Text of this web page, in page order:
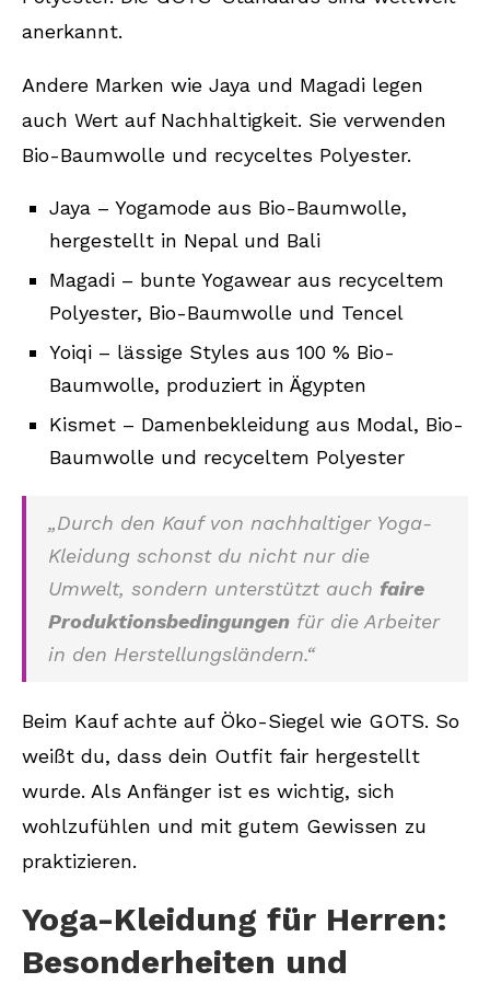
anerkannt.
Andere Marken wie Jaya und Magadi legen
auch Wert auf Nachhaltigkeit. Sie verwenden
Bio-Baumwolle und recyceltes Polyester.
Jaya – Yogamode aus Bio-Baumwolle,
hergestellt in Nepal und Bali
Magadi – bunte Yogawear aus recyceltem
Polyester, Bio-Baumwolle und Tencel
Yoiqi – lässige Styles aus 100 % Bio-
Baumwolle, produziert in Ägypten
Kismet – Damenbekleidung aus Modal, Bio-
Baumwolle und recyceltem Polyester
„Durch den Kauf von nachhaltiger Yoga-
Kleidung schonst du nicht nur die
Umwelt, sondern unterstützt auch faire
Produktionsbedingungen für die Arbeiter
in den Herstellungsländern.“
Beim Kauf achte auf Öko-Siegel wie GOTS. So
weißt du, dass dein Outfit fair hergestellt
wurde. Als Anfänger ist es wichtig, sich
wohlzufühlen und mit gutem Gewissen zu
praktizieren.
Yoga-Kleidung für Herren:
Besonderheiten und